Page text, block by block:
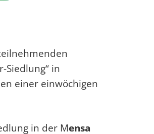
in
einer einwöchigen
in der Mensa